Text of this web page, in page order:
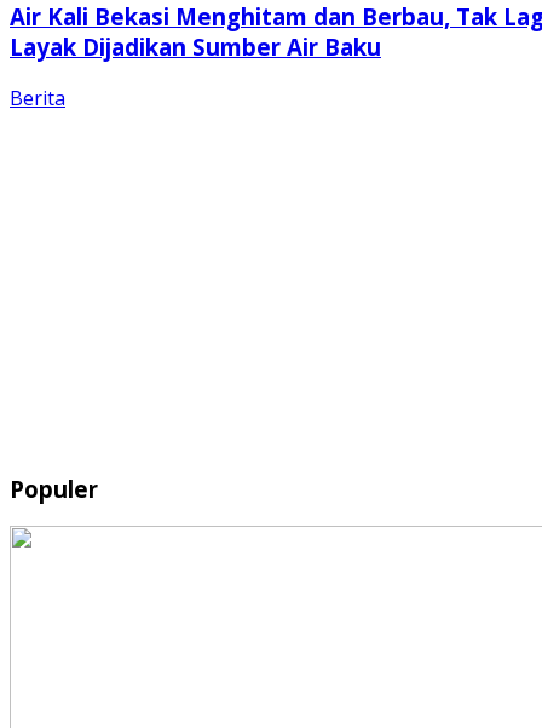
Air Kali Bekasi Menghitam dan Berbau, Tak
Layak Dijadikan Sumber Air Baku
Berita
Populer